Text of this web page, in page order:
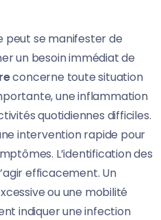
se manifester de
un besoin immédiat de
concerne toute situation
une inflammation
quotidiennes difficiles.
intervention rapide pour
L’identification des
efficacement. Un
ou une mobilité
indiquer une infection